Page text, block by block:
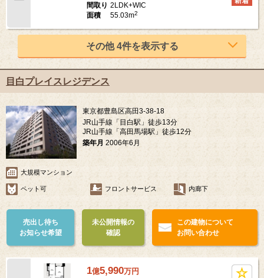
間取り 2LDK+WIC
面積
55.03m2
その他 4件を表示する
目白プレイスレジデンス
東京都豊島区高田3-38-18
JR山手線「目白駅」徒歩13分
JR山手線「高田馬場駅」徒歩12分
築年月 2006年6月
大規模マンション
ペット可 フロントサービス 内廊下
売出し待ち
お知らせ希望
未公開情報の
確認
この建物について
お問い合わせ
1億5,990万円